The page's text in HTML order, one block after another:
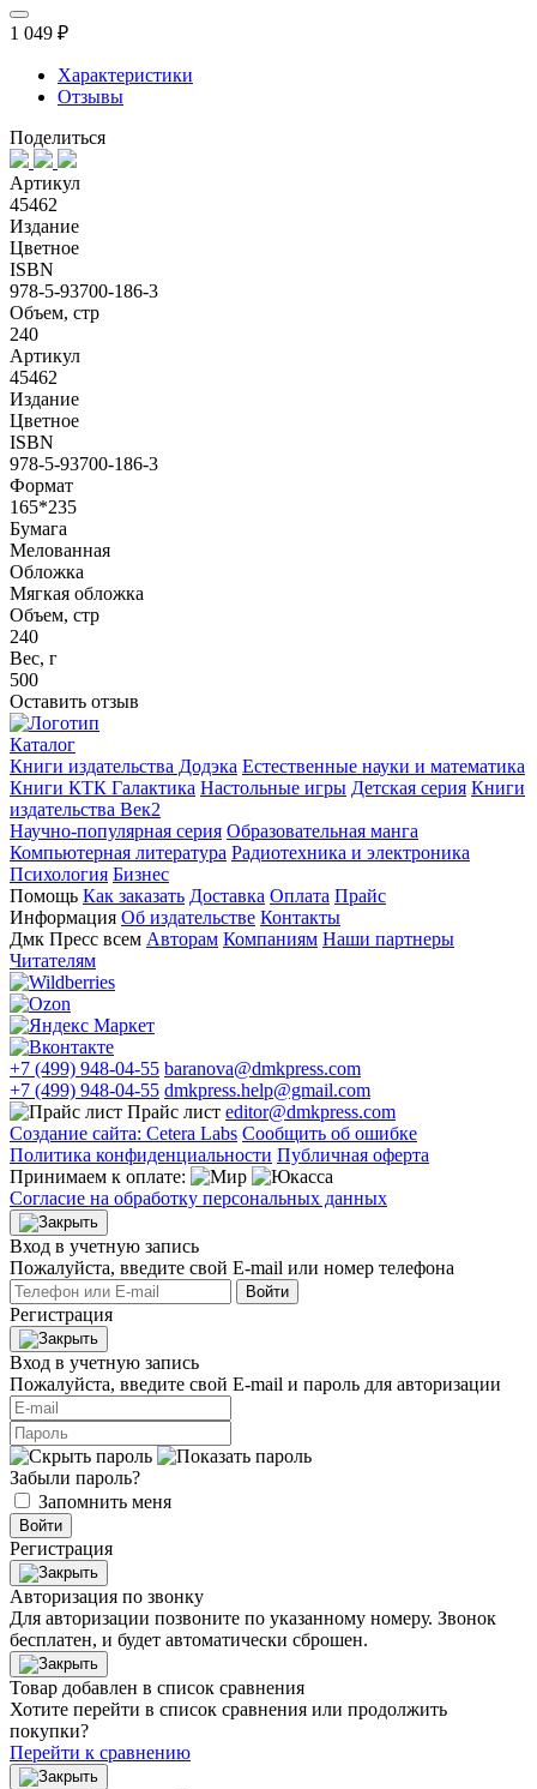
1 049 ₽
Характеристики
Отзывы
Поделиться
Артикул
45462
Издание
Цветное
ISBN
978-5-93700-186-3
Объем, стр
240
Артикул
45462
Издание
Цветное
ISBN
978-5-93700-186-3
Формат
165*235
Бумага
Мелованная
Обложка
Мягкая обложка
Объем, стр
240
Вес, г
500
Оставить отзыв
Каталог
Книги издательства Додэка Естественные науки и математика
Книги КТК Галактика Настольные игры Детская серия Книги
издательства Век2
Научно-популярная серия Образовательная манга
Компьютерная литература Радиотехника и электроника
Психология Бизнес
Помощь Как заказать Доставка Оплата Прайс
Информация Об издательстве Контакты
Дмк Пресс всем Авторам Компаниям Наши партнеры
Читателям
+7 (499) 948-04-55 baranova@dmkpress.com
+7 (499) 948-04-55 dmkpress.help@gmail.com
Прайс лист editor@dmkpress.com
Создание сайта: Cetera Labs Сообщить об ошибке
Политика конфиденциальности Публичная оферта
Принимаем к оплате:
Согласие на обработку персональных данных
Вход в учетную запись
Пожалуйста, введите свой E‑mail или номер телефона
Войти
Регистрация
Вход в учетную запись
Пожалуйста, введите свой E‑mail и пароль для авторизации
Забыли пароль?
Запомнить меня
Войти
Регистрация
Авторизация по звонку
Для авторизации позвоните по указанному номеру. Звонок
бесплатен, и будет автоматически сброшен.
Товар добавлен в список сравнения
Хотите перейти в список сравнения или продолжить
покупки?
Перейти к сравнению